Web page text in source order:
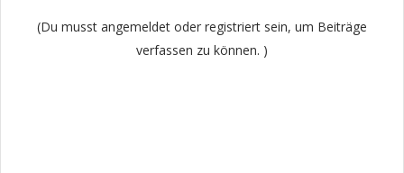
(Du musst angemeldet oder registriert sein, um Beiträge
verfassen zu können. )